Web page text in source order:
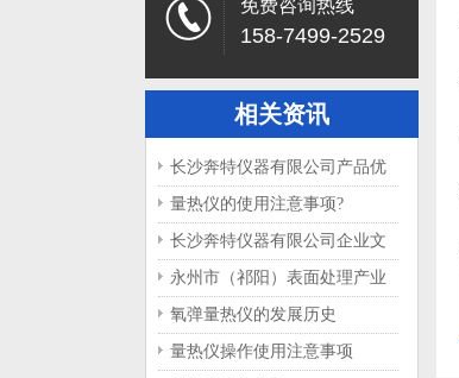
免费咨询热线
158-7499-2529
相关资讯
长沙奔特仪器有限公司产品优
势分析
量热仪的使用注意事项?
长沙奔特仪器有限公司企业文
化概览
永州市（祁阳）表面处理产业
园项目可行性研究报告专家评
审会召开
氧弹量热仪的发展历史
量热仪操作使用注意事项